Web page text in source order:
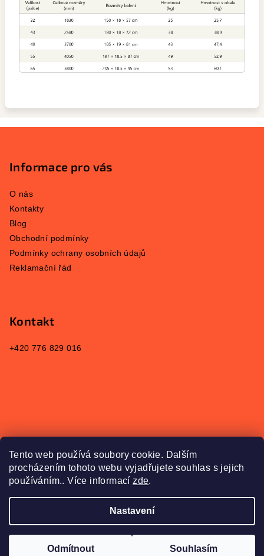
Tento web používá soubory cookie. Dalším
procházením tohoto webu vyjadřujete souhlas s jejich
používáním.. Více informacízde.
Nastavení
Odmítnout Souhlasím
Informace pro vás
O nás
Kontakty
Blog
Obchodní podmínky
Podmínky ochrany osobních údajů
Reklamační řád
Kontakt
+420 776 829 016
Přijímáme online platby
Upravit nastavení cookies